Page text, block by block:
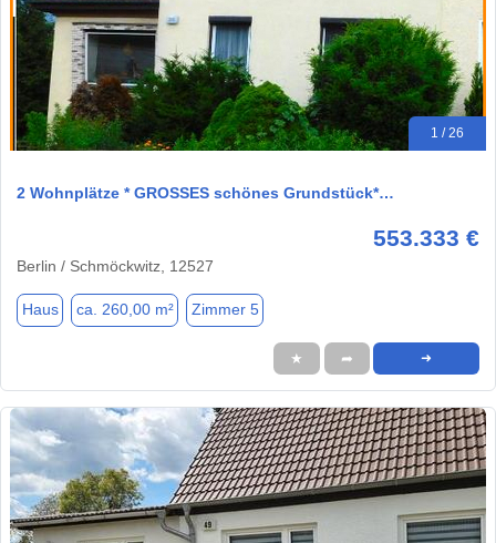
1 / 26
2 Wohnplätze * GROSSES schönes Grundstück*…
553.333 €
Berlin / Schmöckwitz, 12527
Haus ca. 260,00 m² Zimmer 5
★ ➦ ➜